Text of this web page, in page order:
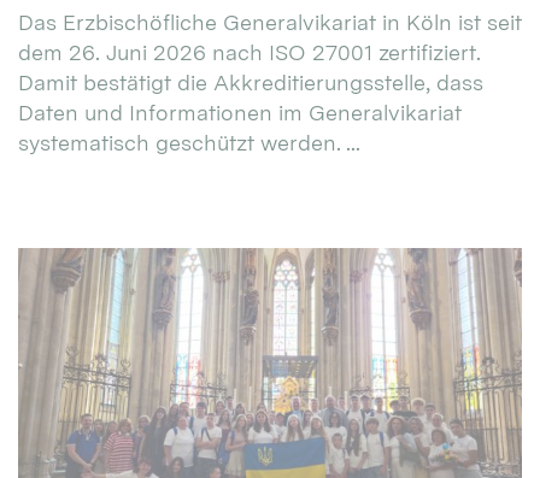
Das Erzbischöfliche Generalvikariat in Köln ist seit
dem 26. Juni 2026 nach ISO 27001 zertifiziert.
Damit bestätigt die Akkreditierungsstelle, dass
Daten und Informationen im Generalvikariat
systematisch geschützt werden. ...